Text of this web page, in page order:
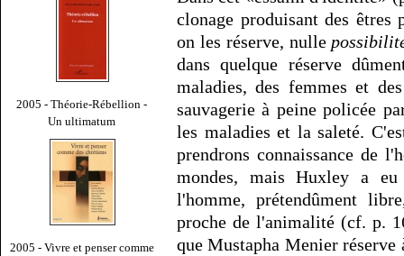
2005 - Théorie-Rébellion -
Un ultimatum
2005 - Vivre et penser comme
clonage produisant des êtres
on les réserve, nulle
dans quelque réserve
maladies, des femmes et
sauvagerie à peine policée
les maladies et la saleté.
prendrons connaissance de
mondes, mais Huxley a
l'homme, prétendûment
proche de l'animalité (cf. p.
que Mustapha Menier